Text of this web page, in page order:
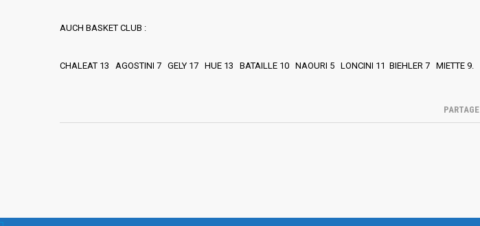
AUCH BASKET CLUB :
CHALEAT 13 AGOSTINI 7 GELY 17 HUE 13 BATAILLE 10 NAOURI 5 LONCINI 11 BIEHLER 7 MIETTE 9.
PARTAGE